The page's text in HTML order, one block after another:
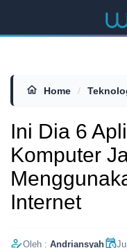
Home /
Ini Dia 6
Komputer
Internet
Oleh : Andriansyah